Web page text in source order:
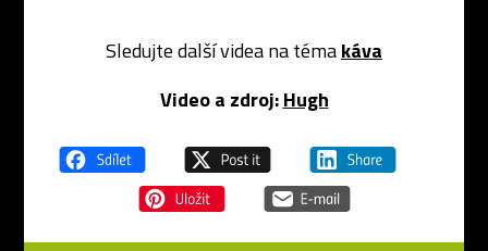
Sledujte další videa na témakáva
Video a zdroj: Hugh